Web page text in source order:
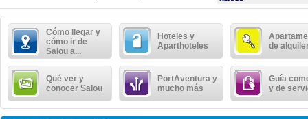
Cómo llegar y
cómo ir de
Salou a...
Hoteles y
Aparthoteles
de
Qué ver y
conocer Salou
PortAventura y
mucho más
Guía
y de